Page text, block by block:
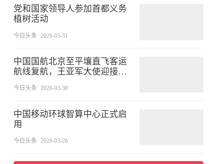
党和国家领导人参加首都义务
植树活动
今日头条 2026-03-31
中国国航北京至平壤直飞客运
航线复航，王亚军大使迎接首
今日头条 2026-03-30
中国移动环球智算中心正式启
用
今日头条 2026-03-26